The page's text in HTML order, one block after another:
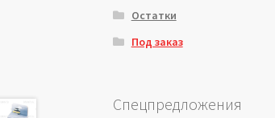
Остатки
Под заказ
Спецпредложения